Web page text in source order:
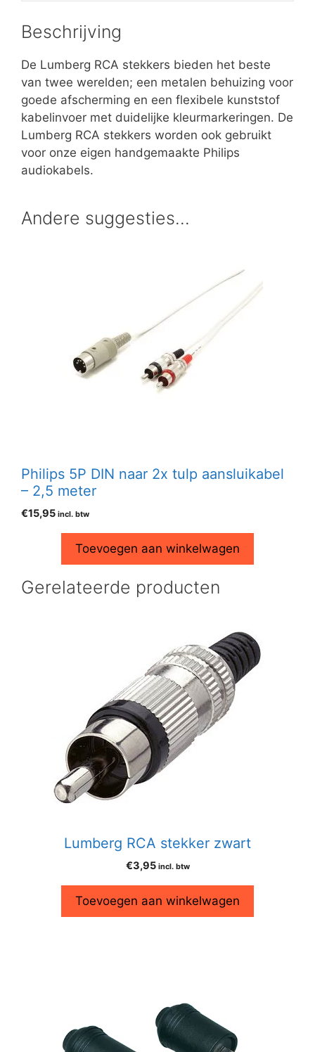
Beschrijving
De Lumberg RCA stekkers bieden het beste
van twee werelden; een metalen behuizing voor
goede afscherming en een flexibele kunststof
kabelinvoer met duidelijke kleurmarkeringen. De
Lumberg RCA stekkers worden ook gebruikt
voor onze eigen handgemaakte Philips
audiokabels.
Andere suggesties…
Philips 5P DIN naar 2x tulp aansluikabel
– 2,5 meter
€15,95 incl. btw
Toevoegen aan winkelwagen
Gerelateerde producten
Lumberg RCA stekker zwart
€3,95 incl. btw
Toevoegen aan winkelwagen